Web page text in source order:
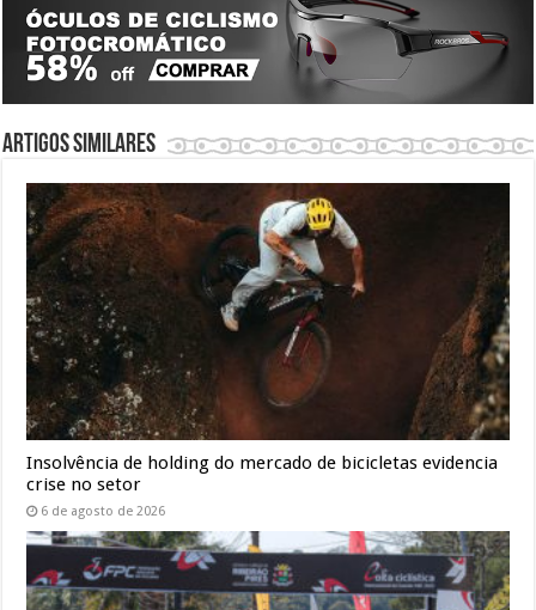
Artigos similares
Insolvência de holding do mercado de bicicletas evidencia
crise no setor
6 de agosto de 2026